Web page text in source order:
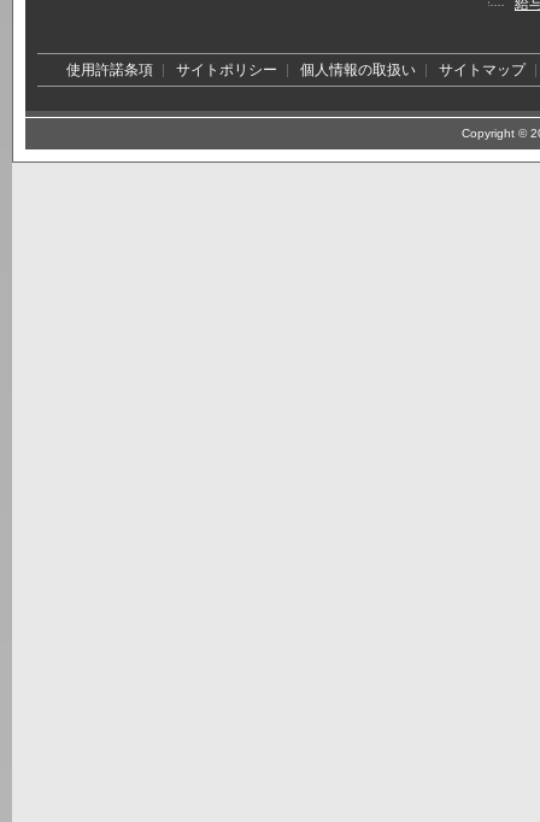
給
使用許諾条項 サイトポリシー 個人情報の取扱い サイトマップ
Copyright ©